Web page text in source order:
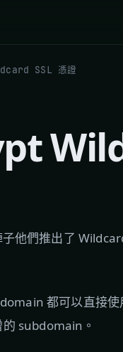
SSL 憑證
他們推出了
都可以直接
subdomain。